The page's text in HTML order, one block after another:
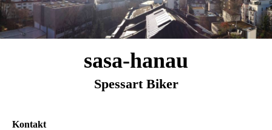
sasa-hanau
Spessart Biker
Kontakt